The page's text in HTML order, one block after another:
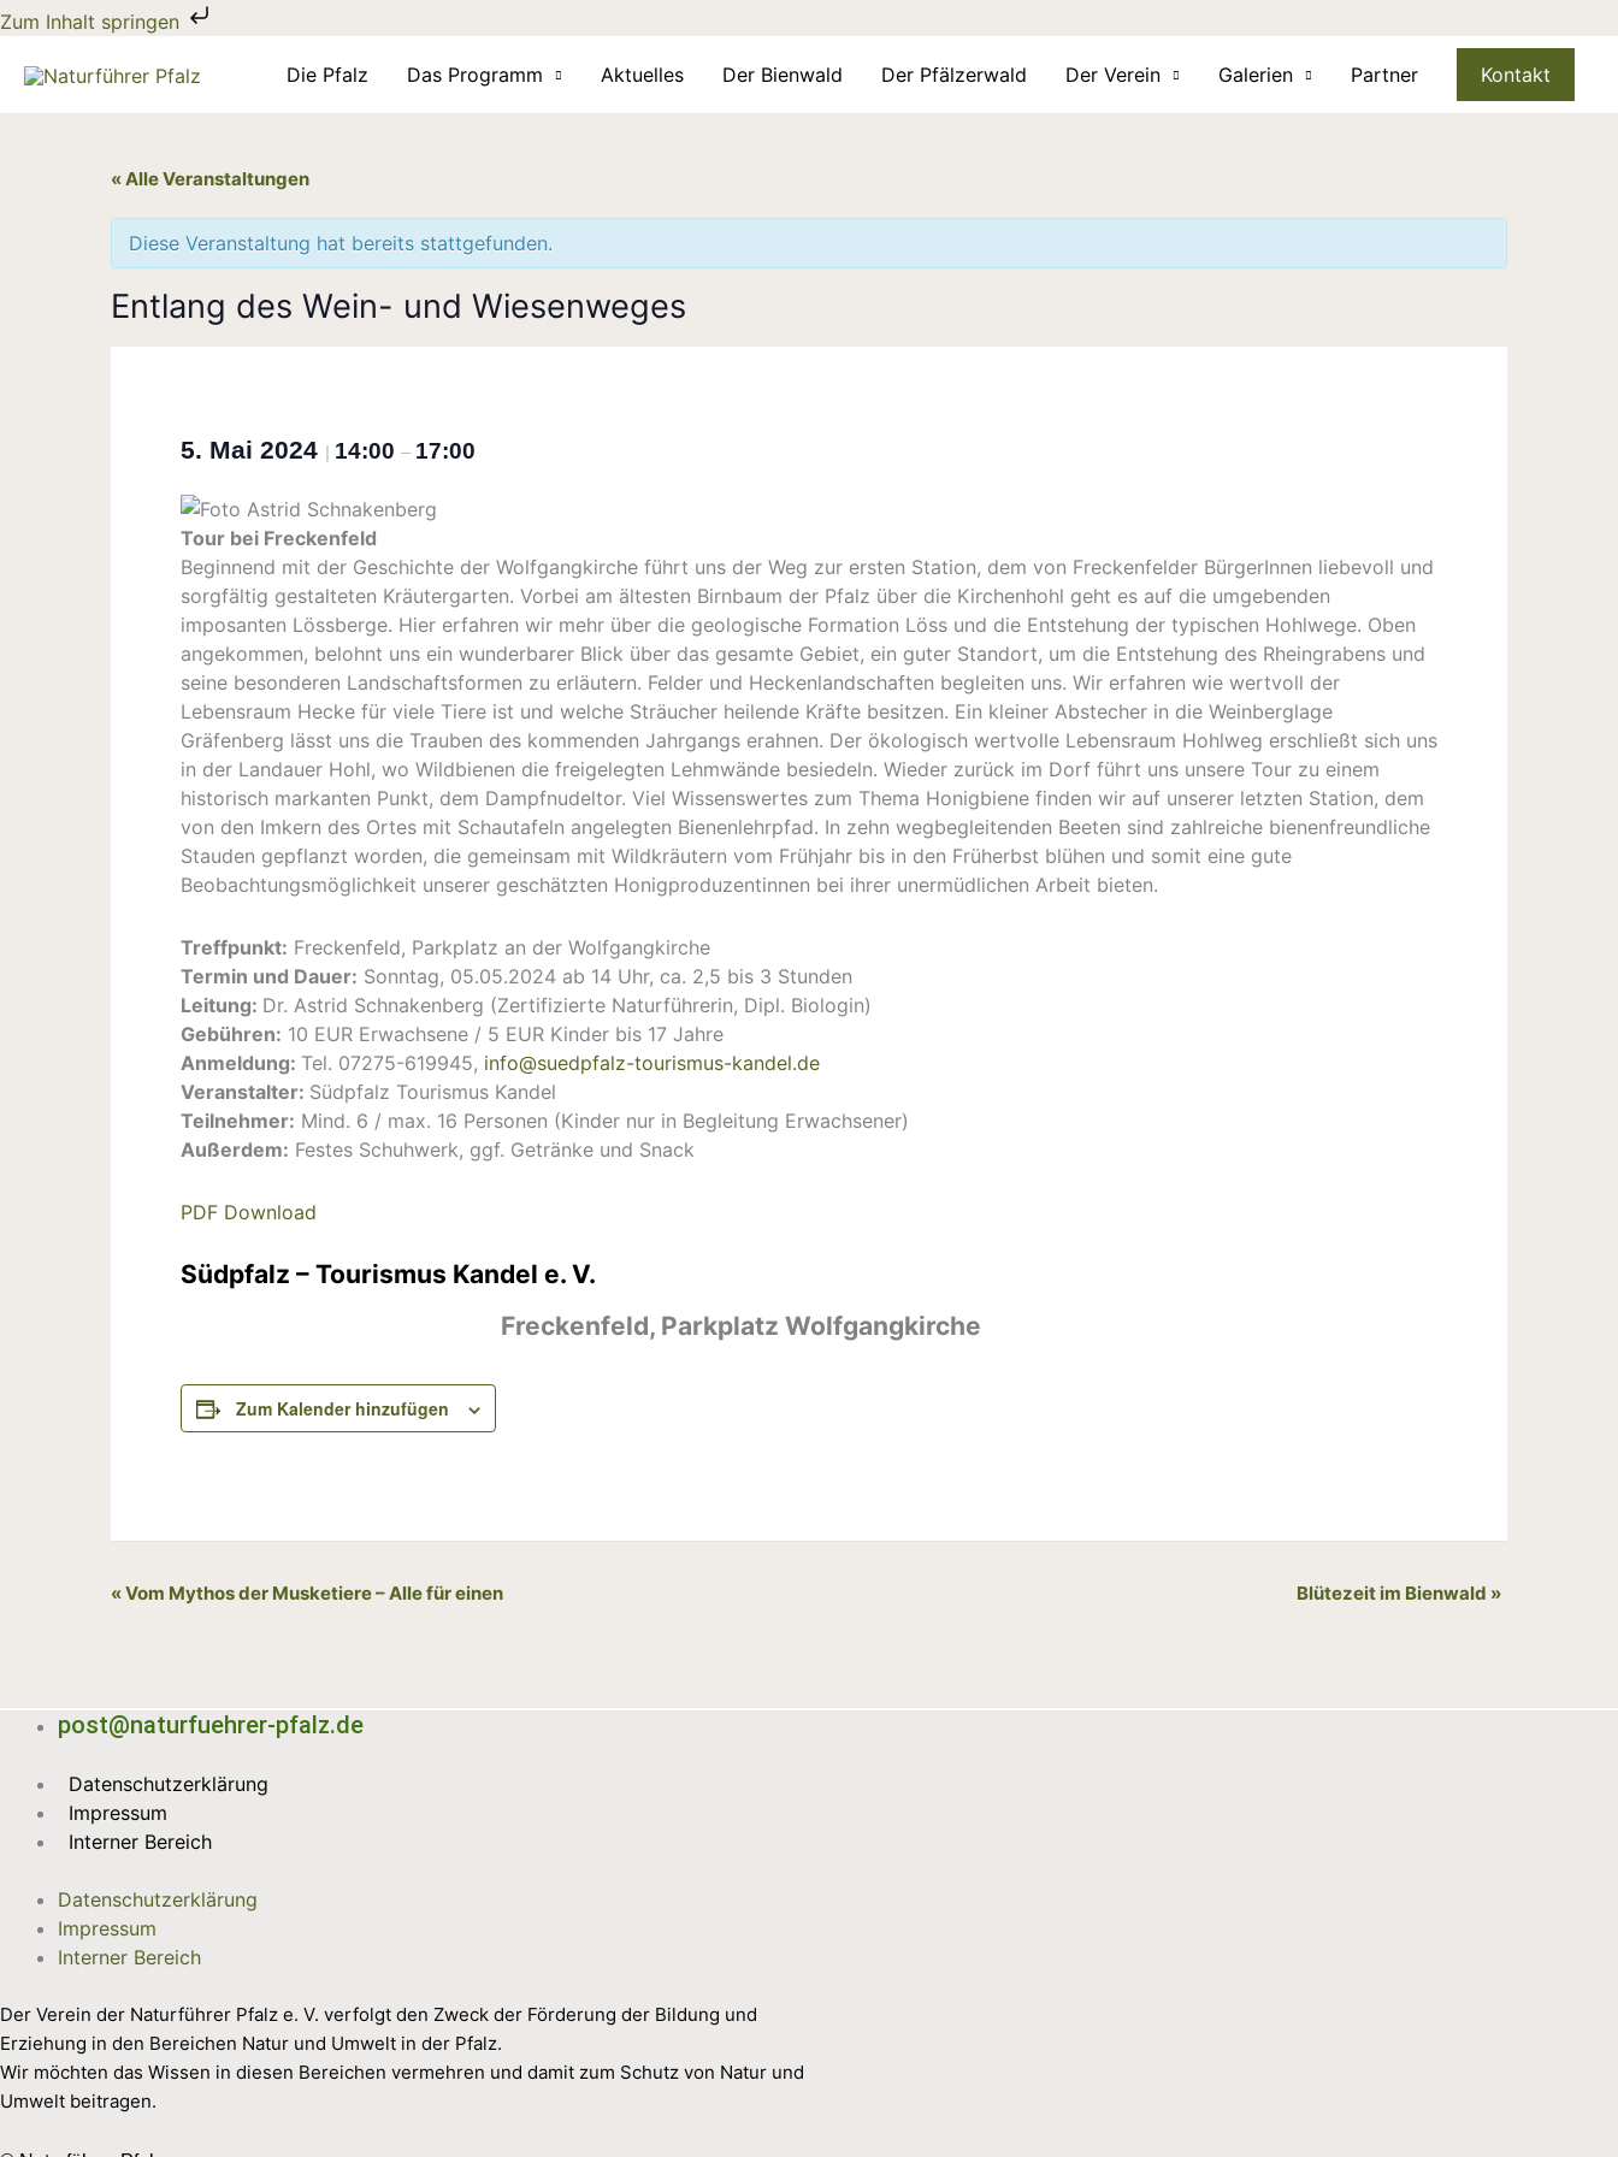
Zum Inhalt springen
Zum
springen
Die Pfalz Das Programm Aktuelles Der Bienwald Der Pfälzerwald Der Verein Galerien Partner Kontakt
« Alle Veranstaltungen
Diese Veranstaltung hat bereits stattgefunden.
Entlang des Wein- und Wiesenweges
5. Mai 2024 | 14:00 – 17:00
Tour bei Freckenfeld
Beginnend mit der Geschichte der Wolfgangkirche führt uns der Weg zur ersten Station, dem von Freckenfelder BürgerInnen liebevoll und
sorgfältig gestalteten Kräutergarten. Vorbei am ältesten Birnbaum der Pfalz über die Kirchenhohl geht es auf die umgebenden
imposanten Lössberge. Hier erfahren wir mehr über die geologische Formation Löss und die Entstehung der typischen Hohlwege. Oben
angekommen, belohnt uns ein wunderbarer Blick über das gesamte Gebiet, ein guter Standort, um die Entstehung des Rheingrabens und
seine besonderen Landschaftsformen zu erläutern. Felder und Heckenlandschaften begleiten uns. Wir erfahren wie wertvoll der
Lebensraum Hecke für viele Tiere ist und welche Sträucher heilende Kräfte besitzen. Ein kleiner Abstecher in die Weinberglage
Gräfenberg lässt uns die Trauben des kommenden Jahrgangs erahnen. Der ökologisch wertvolle Lebensraum Hohlweg erschließt sich uns
in der Landauer Hohl, wo Wildbienen die freigelegten Lehmwände besiedeln. Wieder zurück im Dorf führt uns unsere Tour zu einem
historisch markanten Punkt, dem Dampfnudeltor. Viel Wissenswertes zum Thema Honigbiene finden wir auf unserer letzten Station, dem
von den Imkern des Ortes mit Schautafeln angelegten Bienenlehrpfad. In zehn wegbegleitenden Beeten sind zahlreiche bienenfreundliche
Stauden gepflanzt worden, die gemeinsam mit Wildkräutern vom Frühjahr bis in den Früherbst blühen und somit eine gute
Beobachtungsmöglichkeit unserer geschätzten Honigproduzentinnen bei ihrer unermüdlichen Arbeit bieten.
Treffpunkt: Freckenfeld, Parkplatz an der Wolfgangkirche
Termin und Dauer: Sonntag, 05.05.2024 ab 14 Uhr, ca. 2,5 bis 3 Stunden
Leitung: Dr. Astrid Schnakenberg (Zertifizierte Naturführerin, Dipl. Biologin)
Gebühren: 10 EUR Erwachsene / 5 EUR Kinder bis 17 Jahre
Anmeldung: Tel. 07275-619945, info@suedpfalz-tourismus-kandel.de
Veranstalter: Südpfalz Tourismus Kandel
Teilnehmer: Mind. 6 / max. 16 Personen (Kinder nur in Begleitung Erwachsener)
Außerdem: Festes Schuhwerk, ggf. Getränke und Snack
PDF Download
Südpfalz – Tourismus Kandel e. V.
Freckenfeld, Parkplatz Wolfgangkirche
Zum Kalender hinzufügen
Veranstaltung-
«Vom Mythos der Musketiere – Alle für einen Blütezeit im Bienwald »
post@naturfuehrer-pfalz.de
Datenschutzerklärung
Impressum
Interner Bereich
Datenschutzerklärung
Impressum
Interner Bereich
Der Verein der Naturführer Pfalz e. V. verfolgt den Zweck der Förderung der Bildung und
Erziehung in den Bereichen Natur und Umwelt in der Pfalz.
Wir möchten das Wissen in diesen Bereichen vermehren und damit zum Schutz von Natur und
Umwelt beitragen.